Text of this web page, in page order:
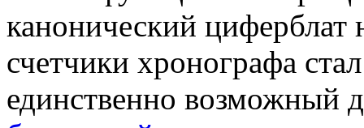
канонический циферблат
счетчики хронографа
единственно возможный